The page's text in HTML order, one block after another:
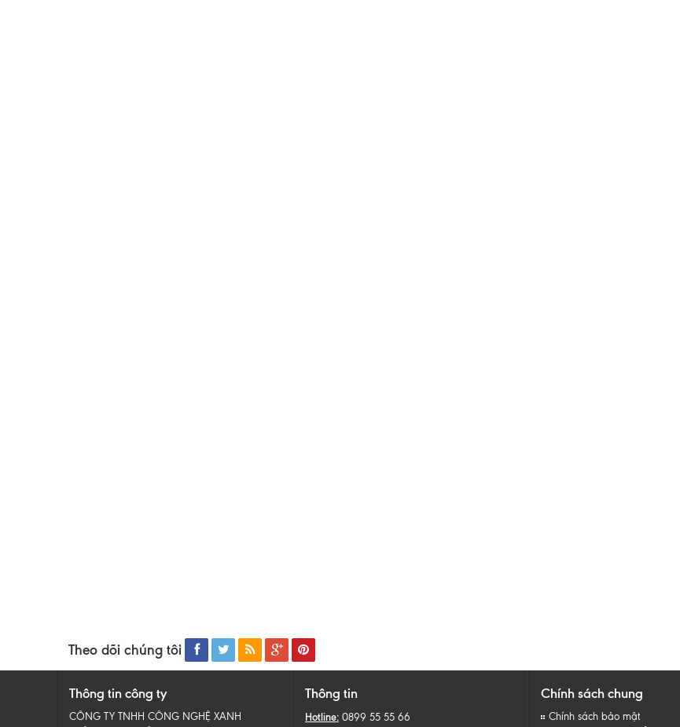
Theo dõi chúng tôi
Thông tin công ty
CÔNG TY TNHH CÔNG NGHỆ XANH
Thông tin
Hotline: 0899 55 55 66
Chính sách chung
Chính sách bảo mật